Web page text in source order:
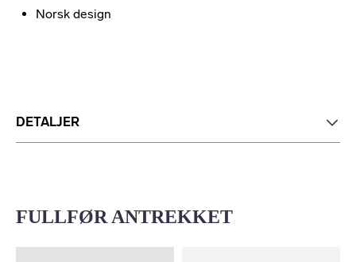
Norsk design
DETALJER
FULLFØR ANTREKKET